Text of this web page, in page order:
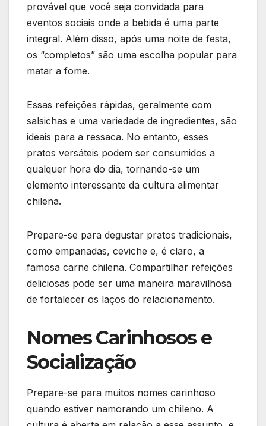
provável que você seja convidada para
eventos sociais onde a bebida é uma parte
integral. Além disso, após uma noite de festa,
os “completos” são uma escolha popular para
matar a fome.
Essas refeições rápidas, geralmente com
salsichas e uma variedade de ingredientes, são
ideais para a ressaca. No entanto, esses
pratos versáteis podem ser consumidos a
qualquer hora do dia, tornando-se um
elemento interessante da cultura alimentar
chilena.
Prepare-se para degustar pratos tradicionais,
como empanadas, ceviche e, é claro, a
famosa carne chilena. Compartilhar refeições
deliciosas pode ser uma maneira maravilhosa
de fortalecer os laços do relacionamento.
Nomes Carinhosos e
Socialização
Prepare-se para muitos nomes carinhoso
quando estiver namorando um chileno. A